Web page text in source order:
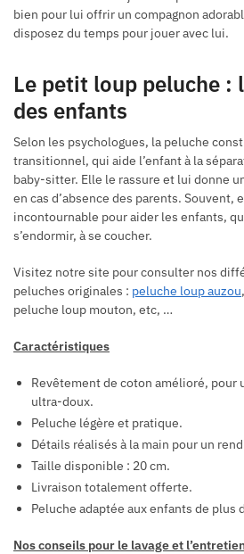
bien pour lui offrir un compagnon
disposez du temps pour jouer avec lui.
Le petit loup peluche :
des enfants
Selon les psychologues, la peluche
transitionnel, qui aide l’enfant à la
baby-sitter. Elle le rassure et lui donne
en cas d’absence des parents.
incontournable pour aider les enfants,
s’endormir, à se coucher.
Visitez notre site pour consulter nos
peluches originales : peluche loup auzou
peluche loup mouton, etc, …
Caractéristiques
Revêtement de coton amélioré, pour
ultra-doux.
Peluche légère et pratique.
Détails réalisés à la main pour un
Taille disponible : 20 cm.
Livraison totalement offerte.
Peluche adaptée aux enfants de plus
Nos conseils pour le lavage et